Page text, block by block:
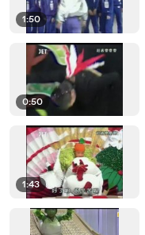
1:50
0:50
1:43